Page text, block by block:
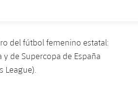
del fútbol femenino estatal:
de Supercopa de España